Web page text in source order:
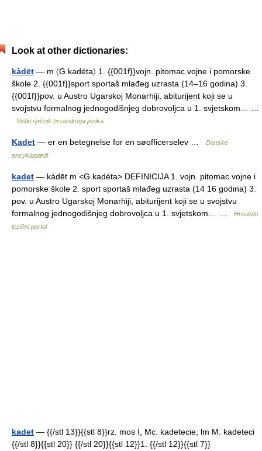
Look at other dictionaries:
kàdēt — m 〈G kadéta〉 1. {{001f}}vojn. pitomac vojne i pomorske
škole 2. {{001f}}sport sportaš mlađeg uzrasta (14–16 godina) 3.
{{001f}}pov. u Austro Ugarskoj Monarhiji, abiturijent koji se u
svojstvu formalnog jednogodišnjeg dobrovoljca u 1. svjetskom… …
Veliki rječnik hrvatskoga jezika
Kadet — er en betegnelse for en søofficerselev …
Danske
encyklopædi
kadet — kàdēt m <G kadéta> DEFINICIJA 1. vojn. pitomac vojne i
pomorske škole 2. sport sportaš mlađeg uzrasta (14 16 godina) 3.
pov. u Austro Ugarskoj Monarhiji, abiturijent koji se u svojstvu
formalnog jednogodišnjeg dobrovoljca u 1. svjetskom… …
Hrvatski
jezični portal
kadet — {{/stl 13}}{{stl 8}}rz. mos I, Mc. kadetecie; lm M. kadeteci
{{/stl 8}}{{stl 20}} {{/stl 20}}{{stl 12}}1. {{/stl 12}}{{stl 7}}